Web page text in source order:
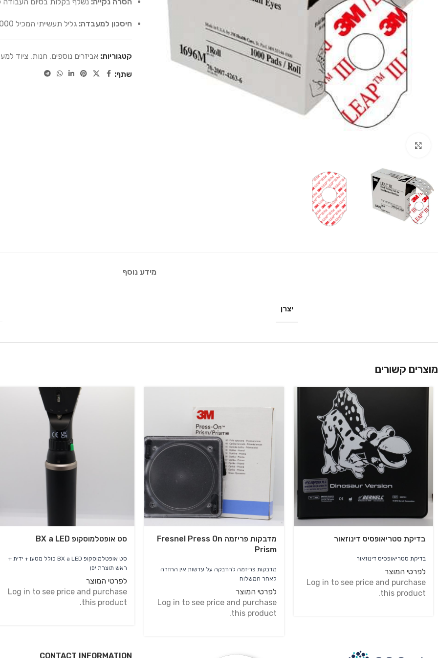
חיסכון למעבדה: גליל תעשייתי המכיל 1,000 מדבקות לשימוש ממושך.
קטגוריות: אביזרים נוספים, חנות, ציוד
שתף:
מידע נוסף
יצרן
מוצרים קשורים
בדיקת סטריאופסיס דינוזאור
בדיקת סטריאופסיס דינוזאור
לפרטי המוצר
Log in to see price and purchase
this product.
מדבקות פריזמה Fresnel Press On
Prism
מדבקות פריזמה להדבקה על עדשות אין החזרה
לאחר המשלוח
לפרטי המוצר
Log in to see price and purchase
this product.
סט אופטלמוסקופ BX a LED
סט אופטלמוסקופ BX a LED כולל מטען + ידית +
ראש תוצרת יפן
לפרטי המוצר
Log in to see price and purchase
this product.
CONTACT INFORMATION